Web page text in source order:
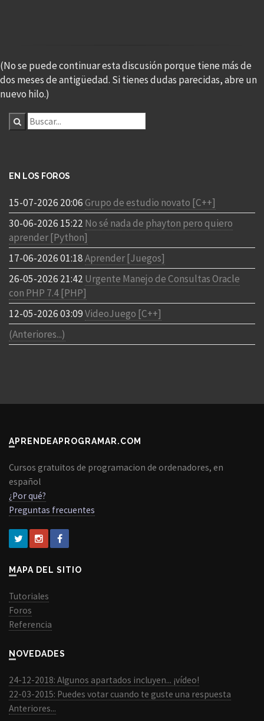
(No se puede continuar esta discusión porque tiene más de
dos meses de antigüedad. Si tienes dudas parecidas, abre un
nuevo hilo.)
EN LOS FOROS
15-07-2026 20:06Grupo de estudio novato [C++]
30-06-2026 15:22 No sé nada de phayton pero quiero
aprender [Python]
17-06-2026 01:18Aprender [Juegos]
26-05-2026 21:42 Urgente Manejo de Consultas Oracle
con PHP 7.4 [PHP]
12-05-2026 03:09VideoJuego [C++]
(Anteriores...)
APRENDEAPROGRAMAR.COM
Cursos gratuitos de programacion de ordenadores, en
español
¿Por qué?
Preguntas frecuentes
MAPA DEL SITIO
Tutoriales
Foros
Referencia
NOVEDADES
24-12-2018: Algunos apartados incluyen... ¡vídeo!
22-03-2015: Puedes votar cuando te guste una respuesta
Anteriores...